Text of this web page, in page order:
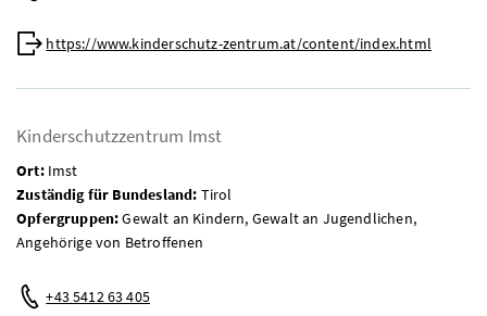
Web:
https://www.kinderschutz-zentrum.at/content/index.html
Kinderschutzzentrum Imst
Ort:Imst
Zuständig für Bundesland: Tirol
Opfergruppen:Gewalt an Kindern, Gewalt an Jugendlichen,
Angehörige von Betroffenen
Telefon:
+43 5412 63 405